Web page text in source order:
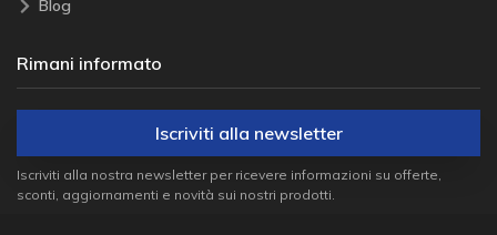
Blog
Rimani informato
Iscriviti alla newsletter
Iscriviti alla nostra newsletter per ricevere informazioni su offerte,
sconti, aggiornamenti e novità sui nostri prodotti.